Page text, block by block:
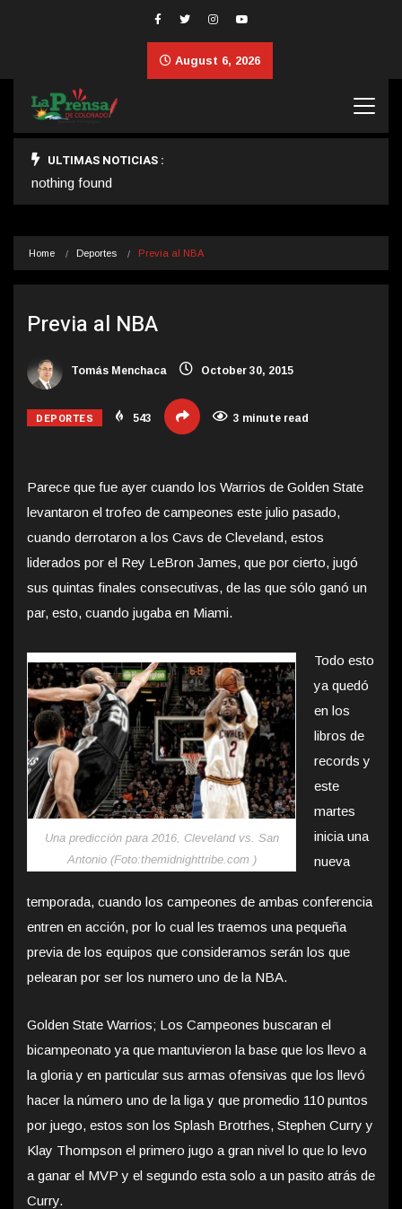
August 6, 2026
ULTIMAS NOTICIAS :
nothing found
Home Deportes Previa al NBA
Previa al NBA
Tomás Menchaca October 30, 2015
DEPORTES 543 3 minute read
Parece que fue ayer cuando los Warrios de Golden State
levantaron el trofeo de campeones este julio pasado,
cuando derrotaron a los Cavs de Cleveland, estos
liderados por el Rey LeBron James, que por cierto, jugó
sus quintas finales consecutivas, de las que sólo ganó un
par, esto, cuando jugaba en Miami.
Una predicción para 2016, Cleveland vs. San
Antonio (Foto:themidnighttribe.com )
Todo esto
ya quedó
en los
libros de
records y
este
martes
inicia una
nueva
temporada, cuando los campeones de ambas conferencia
entren en acción, por lo cual les traemos una pequeña
previa de los equipos que consideramos serán los que
pelearan por ser los numero uno de la NBA.
Golden State Warrios; Los Campeones buscaran el
bicampeonato ya que mantuvieron la base que los llevo a
la gloria y en particular sus armas ofensivas que los llevó
hacer la número uno de la liga y que promedio 110 puntos
por juego, estos son los Splash Brotrhes, Stephen Curry y
Klay Thompson el primero jugo a gran nivel lo que lo levo
a ganar el MVP y el segundo esta solo a un pasito atrás de
Curry.